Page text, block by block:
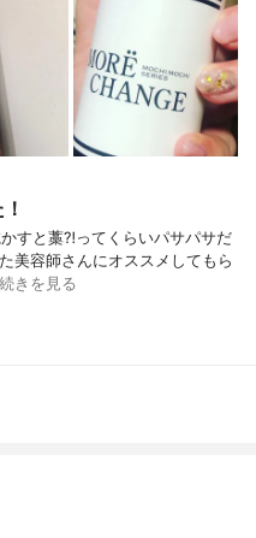
すと藁⁈ってくらいパサパサだ
美容師さんにオススメしてもら
続きを見る